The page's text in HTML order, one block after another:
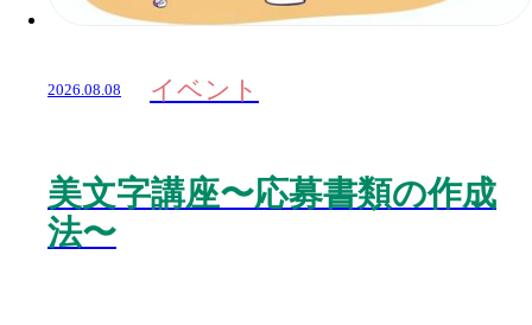
2026.08.08 イベント
美文字講座〜応募書類の作成
法〜